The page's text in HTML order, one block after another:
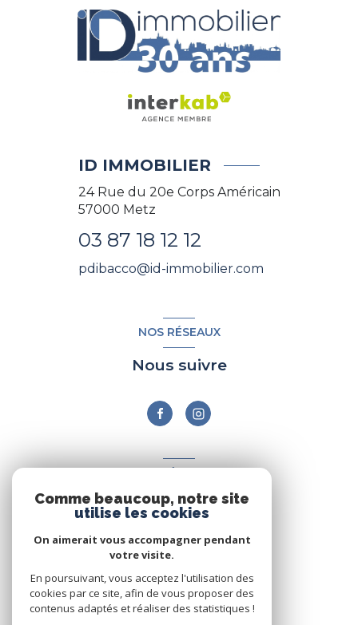
ID IMMOBILIER
24 Rue du 20e Corps Américain
57000 Metz
03 87 18 12 12
pdibacco@id-immobilier.com
NOS RÉSEAUX
Nous suivre
Nous adhérons
Comme beaucoup, notre site
utilise les cookies
On aimerait vous accompagner pendant
votre visite.
En poursuivant, vous acceptez l'utilisation des
cookies par ce site, afin de vous proposer des
contenus adaptés et réaliser des statistiques !